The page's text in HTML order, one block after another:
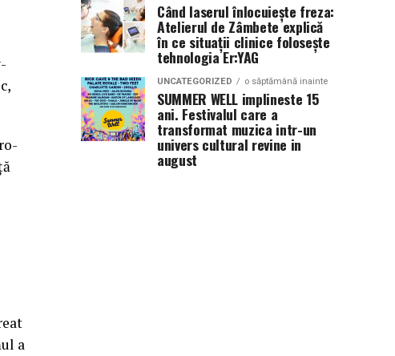
a
Când laserul înlocuiește freza:
Atelierul de Zâmbete explică
în ce situații clinice folosește
tehnologia Er:YAG
UNCATEGORIZED o săptămână inainte
SUMMER WELL implineste 15
ani. Festivalul care a
transformat muzica intr-un
univers cultural revine in
august